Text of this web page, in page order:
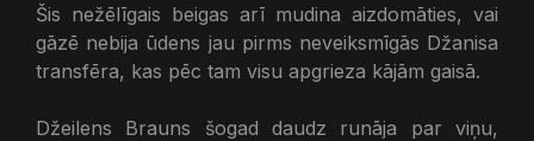
Šis nežēlīgais beigas arī mudina aizdomāties, vai
gāzē nebija ūdens jau pirms neveiksmīgās Džanisa
transfēra, kas pēc tam visu apgrieza kājām gaisā.
Džeilens Brauns šogad daudz runāja par viņu,